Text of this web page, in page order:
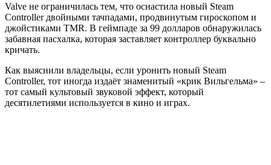
Valve не ограничилась тем, что оснастила новый Steam
Controller двойными тачпадами, продвинутым гироскопом и
джойстиками TMR. В геймпаде за 99 долларов обнаружилась
забавная пасхалка, которая заставляет контроллер буквально
кричать.
Как выяснили владельцы, если уронить новый Steam
Controller, тот иногда издаёт знаменитый «крик Вильгельма» –
тот самый культовый звуковой эффект, который
десятилетиями используется в кино и играх.